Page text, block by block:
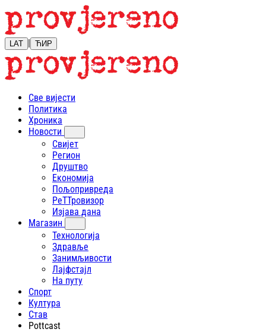
LAT | ЋИР
Све вијести
Политика
Хроника
Новости
Свијет
Регион
Друштво
Економија
Пољопривреда
РеТТровизор
Изјава дана
Магазин
Технологија
Здравље
Занимљивости
Лајфстajл
На путу
Спорт
Култура
Став
Pottcast